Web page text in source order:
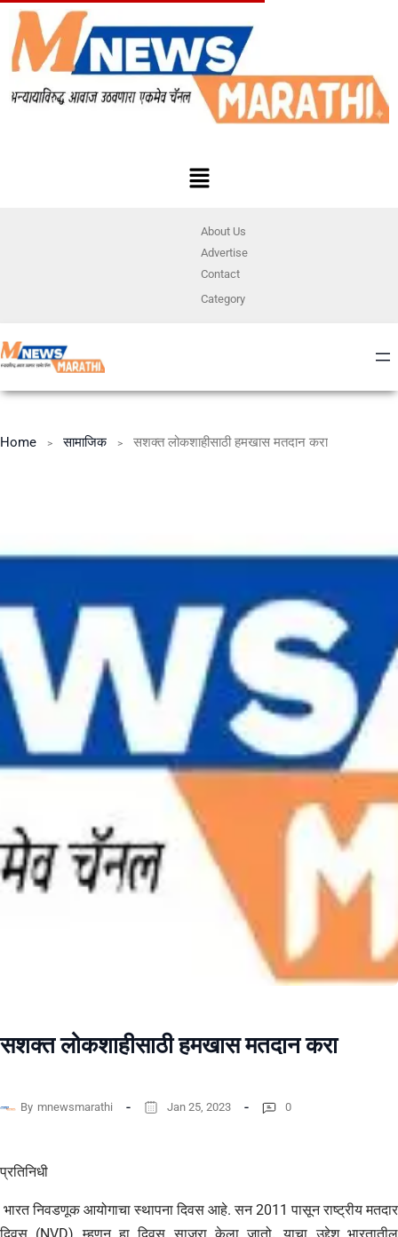
About Us
Advertise
Contact
Category
Home सामाजिक सशक्त लोकशाहीसाठी हमखास मतदान करा
सशक्त लोकशाहीसाठी हमखास मतदान करा
By mnewsmarathi Jan 25, 2023 0
प्रतिनिधी
भारत निवडणूक आयोगाचा स्थापना दिवस आहे. सन 2011 पासून राष्ट्रीय मतदार